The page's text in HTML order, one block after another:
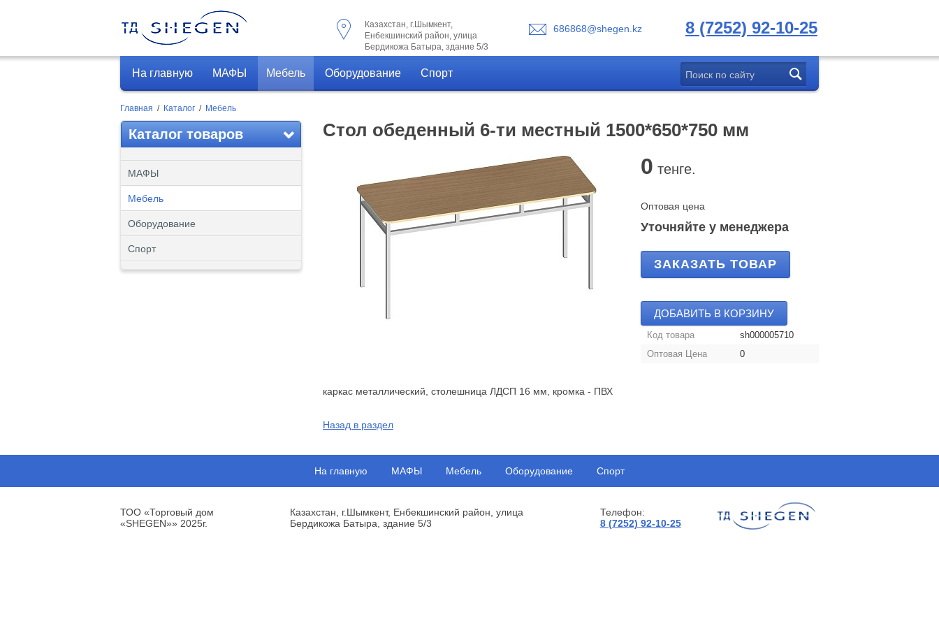
Казахстан, г.Шымкент,
Енбекшинский район, улица
Бердикожа Батыра, здание 5/3
686868@shegen.kz 8 (7252) 92-10-25
На главную МАФЫ Мебель Оборудование Спорт
Главная / Каталог / Мебель
Каталог товаров
МАФЫ
Мебель
Оборудование
Спорт
Стол обеденный 6-ти местный 1500*650*750 мм
0 тенге.
Оптовая цена
Уточняйте у менеджера
ЗАКАЗАТЬ ТОВАР
ДОБАВИТЬ В КОРЗИНУ
Код товара
sh000005710
Оптовая Цена
0
каркас металлический, столешница ЛДСП 16 мм, кромка - ПВХ
Назад в раздел
На главную МАФЫ Мебель Оборудование Спорт
ТОО «Торговый дом
«SHEGEN»» 2025г.
Казахстан, г.Шымкент, Енбекшинский район, улица
Бердикожа Батыра, здание 5/3
Телефон:
8 (7252) 92-10-25